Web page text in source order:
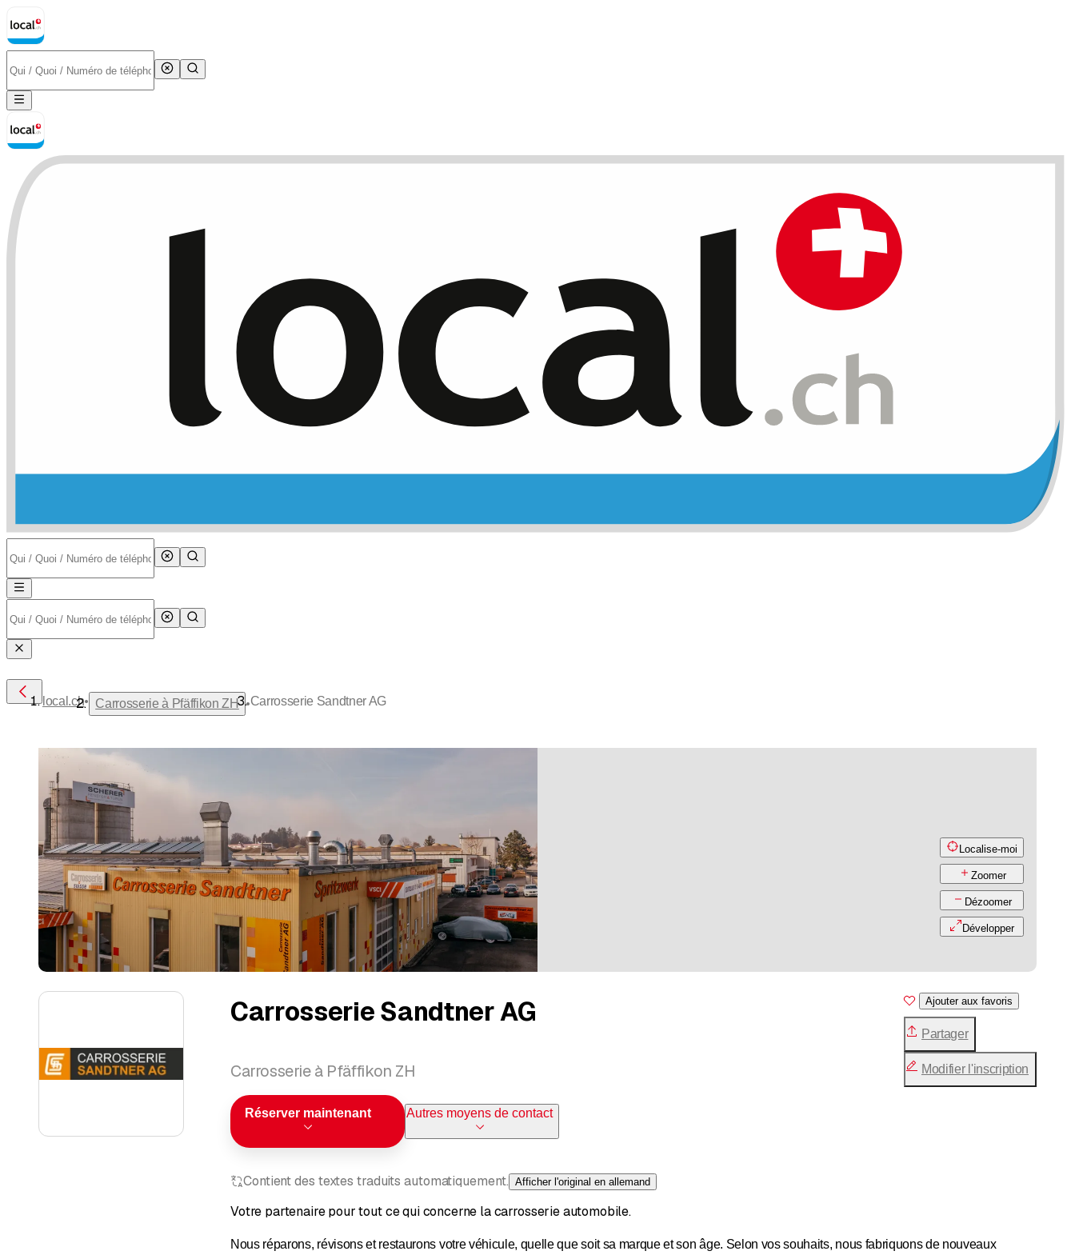
Localise-moi
Zoomer
Dézoomer
Développer
Carrosserie Sandtner AG
Carrosserie à Pfäffikon ZH
Réserver maintenant Autres moyens de contact
Ajouter aux favoris
Partager
Modifier l'inscription
Contient des textes traduits automatiquement. Afficher l'original en allemand
Votre partenaire pour tout ce qui concerne la carrosserie automobile.
Nous réparons, révisons et restaurons votre véhicule, quelle que soit sa marque et son âge. Selon vos souhaits, nous fabriquons de nouveaux
local.ch• Carrosserie à Pfäffikon ZH •Carrosserie Sandtner AG